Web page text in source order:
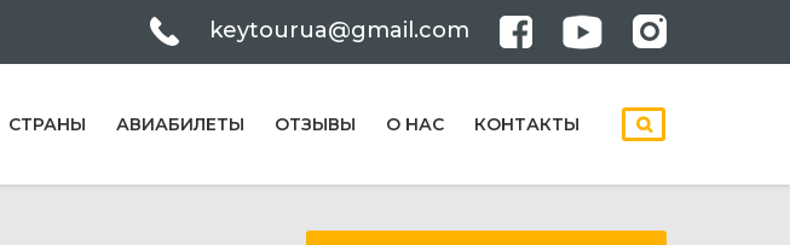
keytourua@gmail.com
СТРАНЫ АВИАБИЛЕТЫ ОТЗЫВЫ О НАС КОНТАКТЫ